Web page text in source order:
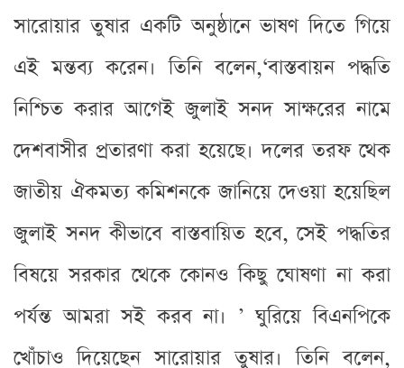
সারোয়ার তুষার একটি অনুষ্ঠানে ভাষণ দিতে গিয়ে
এই মন্তব্য করেন। তিনি বলেন,‘বাস্তবায়ন পদ্ধতি
নিশ্চিত করার আগেই জুলাই সনদ সাক্ষরের নামে
দেশবাসীর প্রতারণা করা হয়েছে। দলের তরফ থেক
জাতীয় ঐকমত্য কমিশনকে জানিয়ে দেওয়া হয়েছিল
জুলাই সনদ কীভাবে বাস্তবায়িত হবে, সেই পদ্ধতির
বিষয়ে সরকার থেকে কোনও কিছু ঘোষণা না করা
পর্যন্ত আমরা সই করব না। ’ ঘুরিয়ে বিএনপিকে
খোঁচাও দিয়েছেন সারোয়ার তুষার। তিনি বলেন,